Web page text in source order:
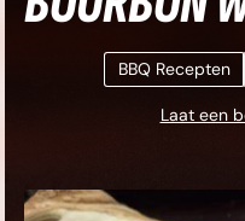
BBQ Recepten
Laat een